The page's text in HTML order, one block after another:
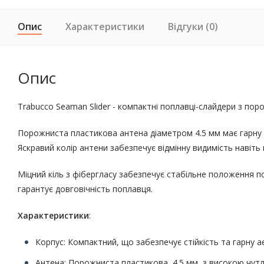
Опис Характеристики Відгуки (0)
Опис
Trabucco Seaman Slider - компактні поплавці-слайдери з
Порожниста пластикова антена діаметром 4.5 мм має
Яскравий колір антени забезпечує відмінну видимість
Міцний кіль з фібергласу забезпечує стабільне положення
гарантує довговічність поплавця.
Характеристики:
Корпус: Компактний, що забезпечує стійкість та гарну